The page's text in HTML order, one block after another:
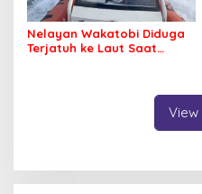
Nelayan Wakatobi Diduga
Terjatuh ke Laut Saat